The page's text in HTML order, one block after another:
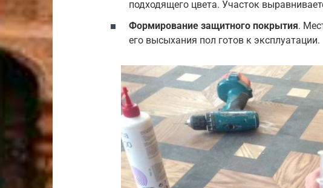
подходящего цвета. Участок
Формирование защитного покрытия.
его высыхания пол готов к эксплуатации.